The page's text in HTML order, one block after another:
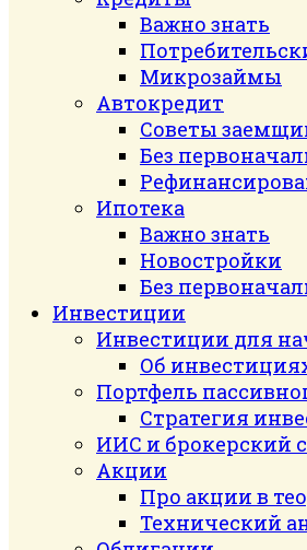
Важно знать
Микрозаймы
Автокредит
Советы
Без
Ипотека
Важно знать
Новостройки
Без
Инвестиции
Инвестиции для
Об
Портфель
Стратегия
ИИС и брокерский
Акции
Про акции в
Технический